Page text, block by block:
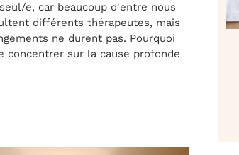
e, car beaucoup d'entre nous
différents thérapeutes, mais
ne durent pas. Pourquoi
concentrer sur la cause profonde